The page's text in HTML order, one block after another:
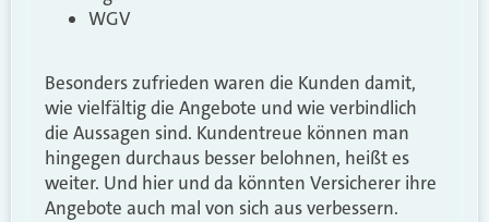
WGV
Besonders zufrieden waren die Kunden damit,
wie vielfältig die Angebote und wie verbindlich
die Aussagen sind. Kundentreue können man
hingegen durchaus besser belohnen, heißt es
weiter. Und hier und da könnten Versicherer ihre
Angebote auch mal von sich aus verbessern.